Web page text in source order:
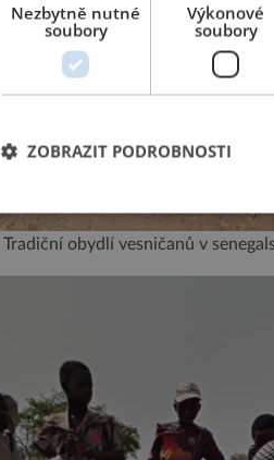
Tradiční obydlí vesničanů v
Nezbytně nutné
soubory
Výkonové
soubory
ZOBRAZIT PODROBNOSTI